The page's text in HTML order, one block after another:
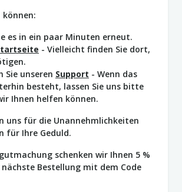
es in ein paar Minuten erneut.
- Vielleicht finden Sie dort,
Sie unseren Support - Wenn das
besteht, lassen Sie uns bitte
Ihnen helfen können.
uns für die Unannehmlichkeiten
für Ihre Geduld.
schenken wir Ihnen 5 %
Bestellung mit dem Code